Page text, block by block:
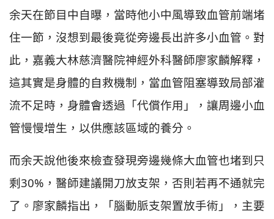
余天在節目中自曝，當時他小中風導致血管前端堵
住一節，沒想到最後竟從旁邊長出許多小血管。對
此，嘉義大林慈濟醫院神經外科醫師廖家麟解釋，
這其實是身體的自救機制，當血管阻塞導致局部灌
流不足時，身體會透過「代償作用」，讓周邊小血
管慢慢增生，以供應該區域的養分。
而余天說他後來檢查發現旁邊幾條大血管也堵到只
剩30%，醫師建議開刀放支架，否則若再不通就完
了。廖家麟指出，「腦動脈支架置放手術」，主要